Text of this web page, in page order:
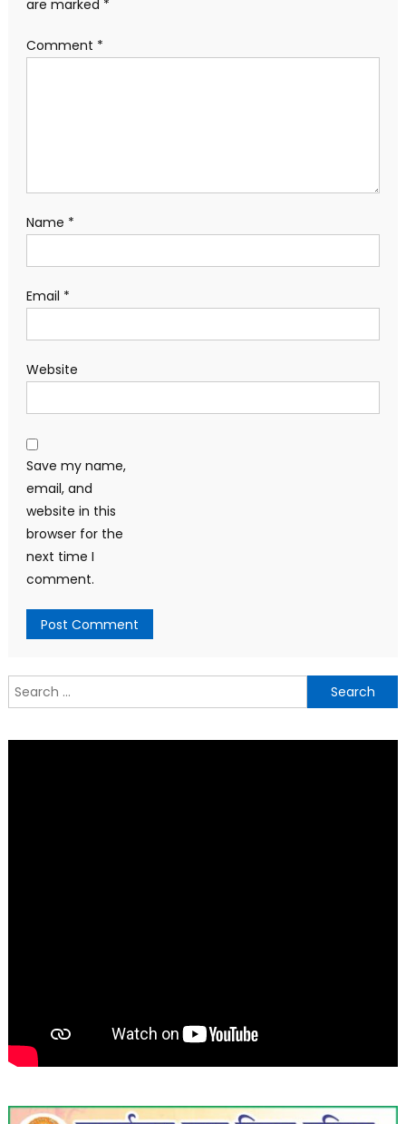
are marked *
Comment *
Name *
Email *
Website
Save my name,
email, and
website in this
browser for the
next time I
comment.
Search
for: